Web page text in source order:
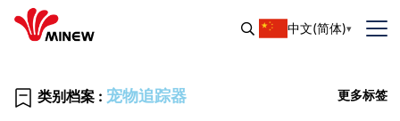
中文(简体)
类别档案 : 宠物追踪器 更多标签